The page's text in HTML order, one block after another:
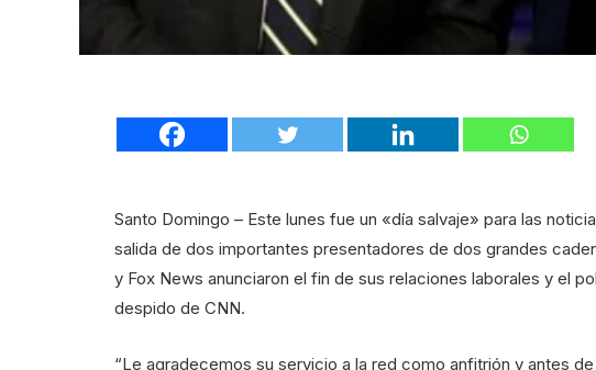
Santo Domingo – Este lunes fue un «día salvaje» para las
salida de dos importantes presentadores de dos grandes
y Fox News anunciaron el fin de sus relaciones laborales y el
despido de CNN.
“Le agradecemos su servicio a la red como anfitrión y antes